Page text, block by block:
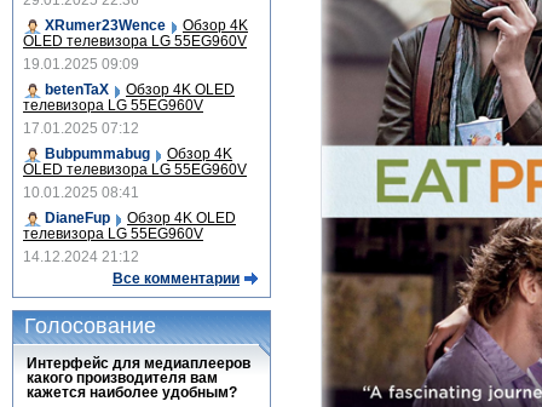
XRumer23Wence
Обзор 4K
OLED телевизора LG 55EG960V
19.01.2025 09:09
betenTaX
Обзор 4K OLED
телевизора LG 55EG960V
17.01.2025 07:12
Bubpummabug
Обзор 4K
OLED телевизора LG 55EG960V
10.01.2025 08:41
DianeFup
Обзор 4K OLED
телевизора LG 55EG960V
14.12.2024 21:12
Все комментарии
Голосование
Интерфейс для медиаплееров
какого производителя вам
кажется наиболее удобным?